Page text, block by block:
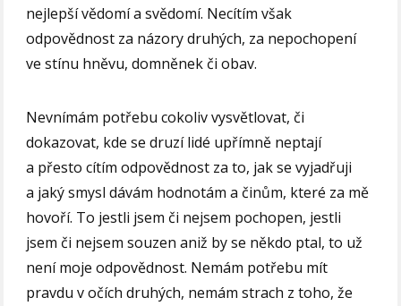
nejlepší vědomí a svědomí. Necítím však
odpovědnost za názory druhých, za nepochopení
ve stínu hněvu, domněnek či obav.
Nevnímám potřebu cokoliv vysvětlovat, či
dokazovat, kde se druzí lidé upřímně neptají
a přesto cítím odpovědnost za to, jak se vyjadřuji
a jaký smysl dávám hodnotám a činům, které za mě
hovoří. To jestli jsem či nejsem pochopen, jestli
jsem či nejsem souzen aniž by se někdo ptal, to už
není moje odpovědnost. Nemám potřebu mít
pravdu v očích druhých, nemám strach z toho, že